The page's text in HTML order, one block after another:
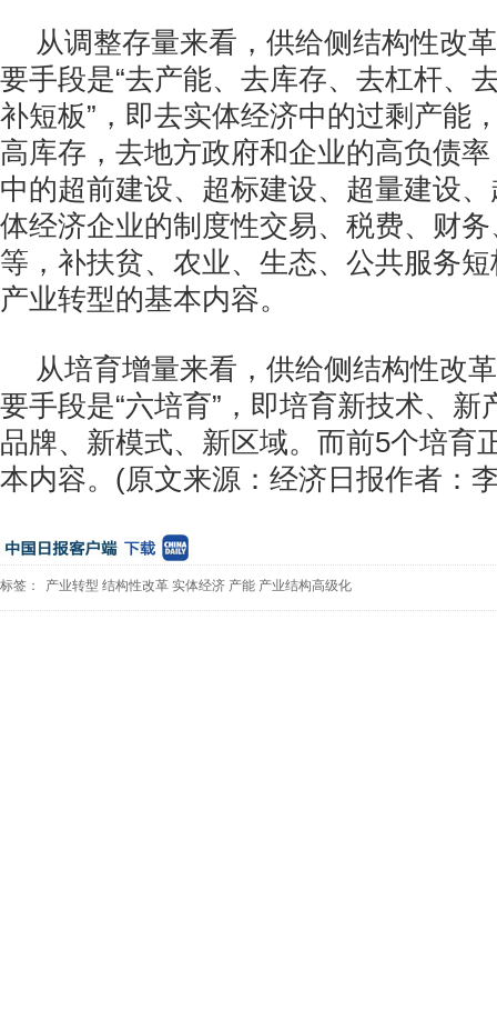
从调整存量来看，供给侧结构性改
要手段是“去产能、去库存、去杠杆、
补短板”，即去实体经济中的过剩产能
高库存，去地方政府和企业的高负债
中的超前建设、超标建设、超量建设
体经济企业的制度性交易、税费、财
等，补扶贫、农业、生态、公共服务
产业转型的基本内容。
从培育增量来看，供给侧结构性改
要手段是“六培育”，即培育新技术、新
品牌、新模式、新区域。而前5个培育
本内容。(原文来源：经济日报作者：
标签： 产业转型 结构性改革 实体经济 产能 产业结构高级化